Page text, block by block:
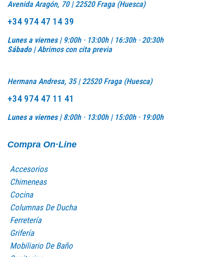
Avenida Aragón, 70 | 22520 Fraga (Huesca)
+34 974 47 14 39
Lunes a viernes | 9:00h · 13:00h | 16:30h · 20:30h
Sábado |Abrimos con cita previa
Hermana Andresa, 35 | 22520 Fraga (Huesca)
+34 974 47 11 41
Lunes a viernes |8:00h · 13:00h | 15:00h · 19:00h
Compra On·Line
Accesorios
Chimeneas
Cocina
Columnas De Ducha
Ferretería
Grifería
Mobiliario De Baño